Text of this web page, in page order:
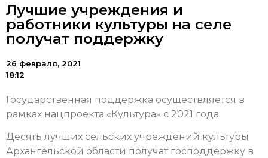
Лучшие учреждения и
работники культуры на селе
получат поддержку
26 февраля, 2021
18:12
Государственная поддержка осуществляется в
рамках нацпроекта «Культура» с 2021 года.
Десять лучших сельских учреждений культуры
Архангельской области получат господдержку в